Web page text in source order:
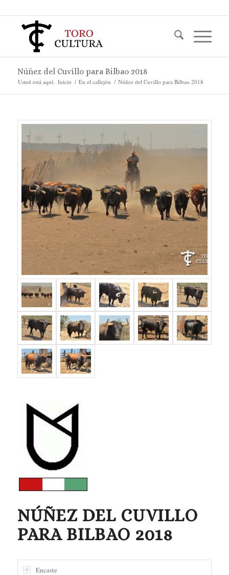
Núñez del Cuvillo para Bilbao 2018
Usted está aquí: Inicio / En el callejón / Núñez del Cuvillo para Bilbao 2018
NÚÑEZ DEL CUVILLO
PARA BILBAO 2018
Encaste